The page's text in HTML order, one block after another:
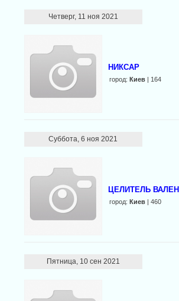
Четверг, 11 ноя 2021
НИКСАР
город: Киев| 164
Суббота, 6 ноя 2021
ЦЕЛИТЕЛЬ
город: Киев| 460
Пятница, 10 сен 2021